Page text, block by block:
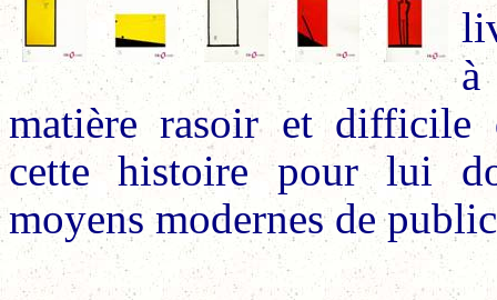
matière rasoir et difficile
cette histoire pour lui
moyens modernes de